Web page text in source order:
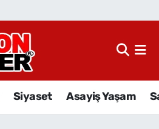
Siyaset Asayiş Yaşam